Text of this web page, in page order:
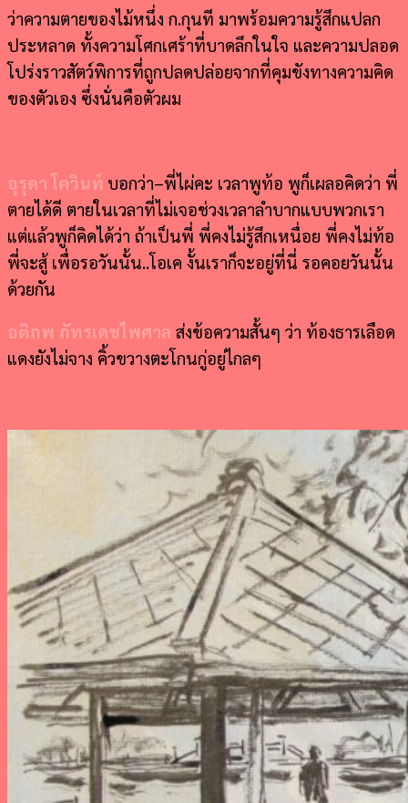
ว่าความตายของไม้หนึ่ง ก.กุนที มาพร้อมความรู้สึกแปลก
ประหลาด ทั้งความโศกเศร้าที่บาดลึกในใจ และความปลอด
โปร่งราวสัตว์พิการที่ถูกปลดปล่อยจากที่คุมขังทางความคิด
ของตัวเอง ซึ่งนั่นคือตัวผม
อุรุดา โควินท์ บอกว่า–พี่ไผ่คะ เวลาพูท้อ พูก็เผลอคิดว่า พี่
ตายได้ดี ตายในเวลาที่ไม่เจอช่วงเวลาลำบากแบบพวกเรา
แต่แล้วพูก็คิดได้ว่า ถ้าเป็นพี่ พี่คงไม่รู้สึกเหนื่อย พี่คงไม่ท้อ
พี่จะสู้ เพื่อรอวันนั้น..โอเค งั้นเราก็จะอยู่ที่นี่ รอคอยวันนั้น
ด้วยกัน
อติภพ ภัทรเดชไพศาล ส่งข้อความสั้นๆ ว่า ท้องธารเลือด
แดงยังไม่จาง คิ้วขวางตะโกนกู่อยู่ไกลๆ